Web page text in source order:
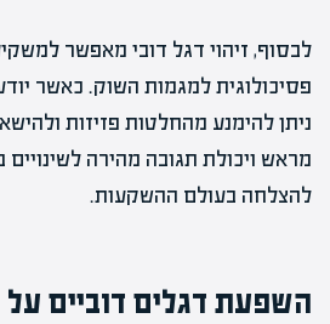
לבסוף, זיהוי דגל דובי מאפשר
פסיכולוגית למגמות השוק. כאשר
ניתן להימנע מהחלטות פזיזות
מראש ויכולת תגובה מהירה
להצלחה בעולם ההשקעות.
השפעת דגלים דוביים על